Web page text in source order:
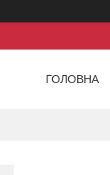
ГОЛОВНА